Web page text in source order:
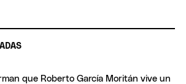
que Roberto García Moritán vive un